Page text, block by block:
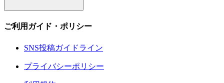
ご利用ガイド・ポリシー
SNS投稿ガイドライン
プライバシーポリシー